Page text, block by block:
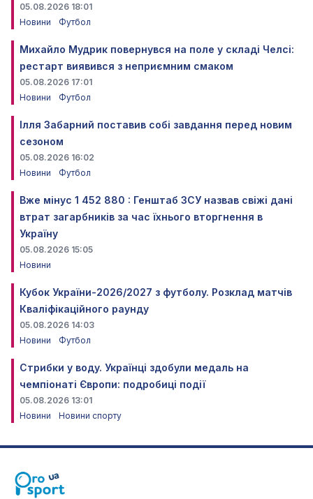
05.08.2026 18:01
Новини
Футбол
Михайло Мудрик повернувся на поле у складі Челсі:
рестарт виявився з неприємним смаком
05.08.2026 17:01
Новини
Футбол
Ілля Забарний поставив собі завдання перед новим
сезоном
05.08.2026 16:02
Новини
Футбол
Вже мінус 1 452 880 : Генштаб ЗСУ назвав свіжі дані
втрат загарбників за час їхнього вторгнення в
Україну
05.08.2026 15:05
Новини
Кубок України-2026/2027 з футболу. Розклад матчів
Кваліфікаційного раунду
05.08.2026 14:03
Новини
Футбол
Стрибки у воду. Українці здобули медаль на
чемпіонаті Європи: подробиці події
05.08.2026 13:01
Новини
Новини спорту